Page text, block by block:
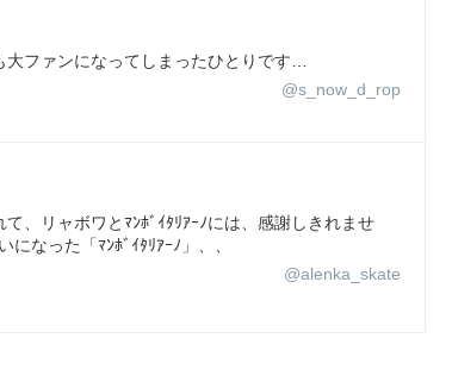
ファンになってしまったひとりです…
@s_now_d_rop
、リャボワとﾏﾝﾎﾞｲﾀﾘｱｰﾉには、感謝しきれませ
なった「ﾏﾝﾎﾞｲﾀﾘｱｰﾉ」、、
@alenka_skate